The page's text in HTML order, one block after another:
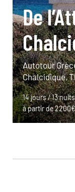
De
Autotour
Chalcidique,
14 jours / 13 nuits
à partir de 2200€